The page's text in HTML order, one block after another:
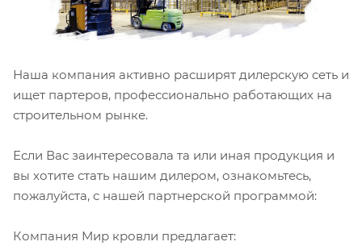
Наша компания активно расширят дилерскую сеть и
ищет партеров, профессионально работающих на
строительном рынке.
Если Вас заинтересовала та или иная продукция и
вы хотите стать нашим дилером, ознакомьтесь,
пожалуйста, с нашей партнерской программой:
Компания Мир кровли предлагает: